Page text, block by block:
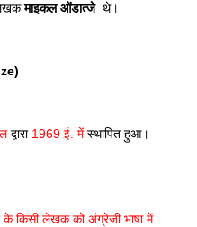
लेखक माइकल ओंडात्जे थे।
द्वारा 1969 ई. में स्थापित हुआ।
के किसी लेखक को अंग्रेजी भाषा में